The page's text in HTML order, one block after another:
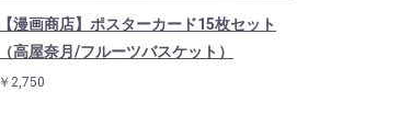
【漫画商店】ポスターカード15枚セット
（高屋奈月/フルーツバスケット）
￥2,750